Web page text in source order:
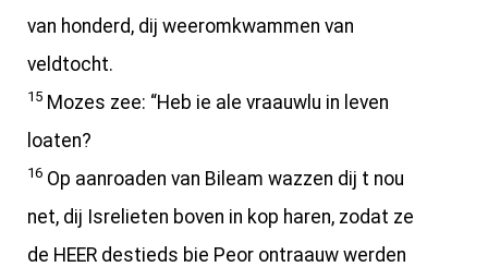
van honderd, dij weeromkwammen van
veldtocht.
15 Mozes zee: “Heb ie ale vraauwlu in leven
loaten?
16 Op aanroaden van Bileam wazzen dij t nou
net, dij Isrelieten boven in kop haren, zodat ze
de HEER destieds bie Peor ontraauw werden